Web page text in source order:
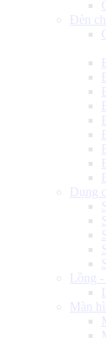
Đèn
Dụng
Lồng -
Màn